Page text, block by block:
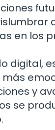
en los
digital,
más
y
se